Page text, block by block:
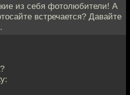
из себя фотолюбители! А
встречается? Давайте